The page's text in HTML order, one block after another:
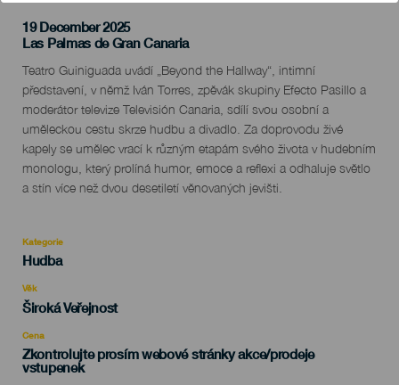
19 December 2025
Localidad
Las Palmas de Gran Canaria
Descripción
del
evento
Teatro Guiniguada uvádí „Beyond the Hallway“, intimní
představení, v němž Iván Torres, zpěvák skupiny Efecto Pasillo a
moderátor televize Televisión Canaria, sdílí svou osobní a
uměleckou cestu skrze hudbu a divadlo. Za doprovodu živé
kapely se umělec vrací k různým etapám svého života v hudebním
monologu, který prolíná humor, emoce a reflexi a odhaluje světlo
a stín více než dvou desetiletí věnovaných jevišti.
Kategorie
Categoría
evento
Hudba
Věk
Edad
Recomendada
Široká Veřejnost
Cena
Zkontrolujte prosím webové stránky akce/prodeje
vstupenek